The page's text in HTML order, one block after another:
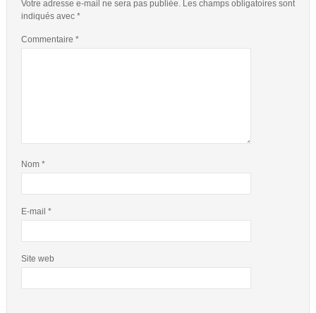
Votre adresse e-mail ne sera pas publiée. Les champs obligatoires sont
indiqués avec *
Commentaire *
Nom *
E-mail *
Site web